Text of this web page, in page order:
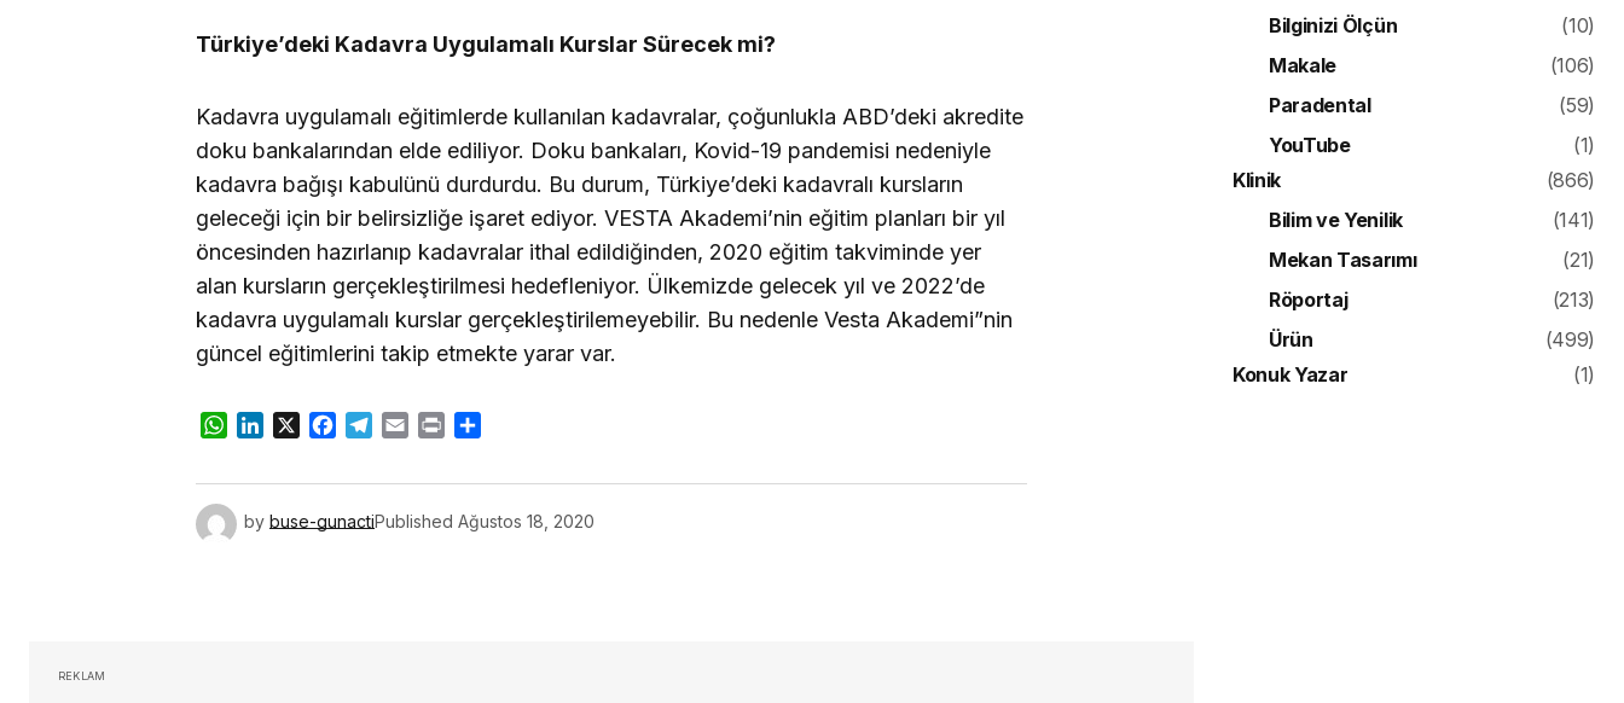
Türkiye’deki Kadavra Uygulamalı Kurslar Sürecek mi?
Kadavra uygulamalı eğitimlerde kullanılan kadavralar, çoğunlukla ABD’deki akredite
doku bankalarından elde ediliyor. Doku bankaları, Kovid-19 pandemisi nedeniyle
kadavra bağışı kabulünü durdurdu. Bu durum, Türkiye’deki kadavralı kursların
geleceği için bir belirsizliğe işaret ediyor. VESTA Akademi’nin eğitim planları bir yıl
öncesinden hazırlanıp kadavralar ithal edildiğinden, 2020 eğitim takviminde yer
alan kursların gerçekleştirilmesi hedefleniyor. Ülkemizde gelecek yıl ve 2022’de
kadavra uygulamalı kurslar gerçekleştirilemeyebilir. Bu nedenle Vesta Akademi”nin
güncel eğitimlerini takip etmekte yarar var.
WhatsApp
LinkedIn
X Facebook
Telegram
Email Print
by buse-gunactiPublished Ağustos 18, 2020
REKLAM
Bilginizi Ölçün
(10)
Makale
(106)
Paradental
(59)
YouTube
(1)
Klinik
(866)
Bilim ve Yenilik
(141)
Mekan Tasarımı
(21)
Röportaj
(213)
Ürün
(499)
Konuk Yazar
(1)